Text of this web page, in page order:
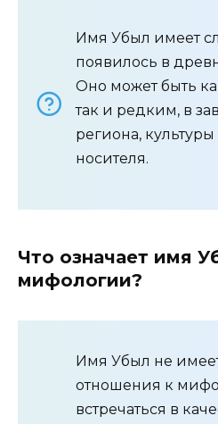
Имя Убыл имеет
появилось в
Оно может быть
так и редким, в
региона,
носителя.
Что означает имя
мифологии?
Имя Убыл не
отношения к
встречаться в